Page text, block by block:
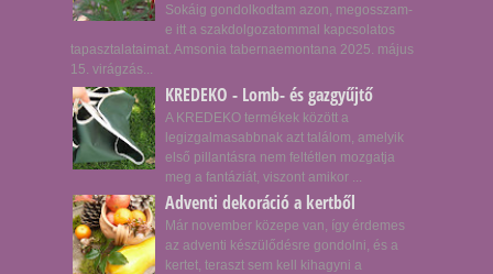
Sokáig gondolkodtam azon, megosszam-
e itt a szakdolgozatommal kapcsolatos
tapasztalataimat. Amsonia tabernaemontana 2025. május
15. virágzás...
KREDEKO - Lomb- és gazgyűjtő
A KREDEKO termékek között a
legizgalmasabbnak azt találom, amelyik
első pillantásra nem feltétlen mozgatja
meg a fantáziát, viszont amikor ...
Adventi dekoráció a kertből
Már november közepe van, így érdemes
az adventi készülődésre gondolni, és a
kertet, teraszt sem kell kihagyni a